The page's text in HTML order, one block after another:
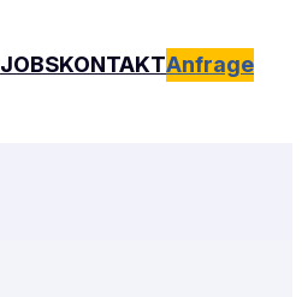
JOBSKONTAKTAnfrage